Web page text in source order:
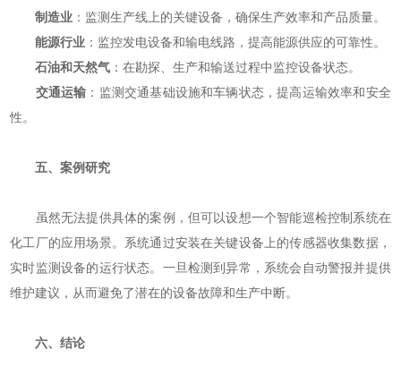
制造业 ：监测生产线上的关键设备，确保生产效率和产品质量。
能源行业 ：监控发电设备和输电线路，提高能源供应的可靠性。
石油和天然气 ：在勘探、生产和输送过程中监控设备状态。
交通运输 ：监测交通基础设施和车辆状态，提高运输效率和安全
性。
五、案例研究
虽然无法提供具体的案例，但可以设想一个智能巡检控制系统在
化工厂的应用场景。系统通过安装在关键设备上的传感器收集数据，
实时监测设备的运行状态。一旦检测到异常，系统会自动警报并提供
维护建议，从而避免了潜在的设备故障和生产中断。
六、结论